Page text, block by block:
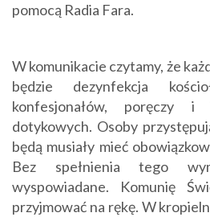
pomocą Radia Fara.
W komunikacie czytamy, że
będzie dezynfekcja
konfesjonałów, poręczy i
dotykowych. Osoby
będą musiały mieć
Bez spełnienia tego
wyspowiadane. Komunię
przyjmować na rękę. W